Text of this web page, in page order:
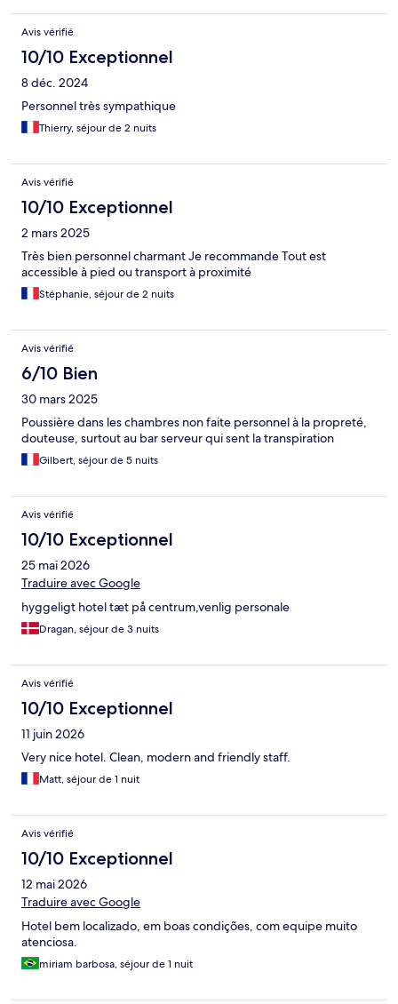
Avis vérifié
10/10 Exceptionnel
8 déc. 2024
Personnel très sympathique
Thierry, séjour de 2 nuits
Avis vérifié
10/10 Exceptionnel
2 mars 2025
Très bien personnel charmant Je recommande Tout est
accessible à pied ou transport à proximité
Stéphanie, séjour de 2 nuits
Avis vérifié
6/10 Bien
30 mars 2025
Poussière dans les chambres non faite personnel à la propreté,
douteuse, surtout au bar serveur qui sent la transpiration
Gilbert, séjour de 5 nuits
Avis vérifié
10/10 Exceptionnel
25 mai 2026
Traduire avec Google
hyggeligt hotel tæt på centrum,venlig personale
Dragan, séjour de 3 nuits
Avis vérifié
10/10 Exceptionnel
11 juin 2026
Very nice hotel. Clean, modern and friendly staff.
Matt, séjour de 1 nuit
Avis vérifié
10/10 Exceptionnel
12 mai 2026
Traduire avec Google
Hotel bem localizado, em boas condições, com equipe muito
atenciosa.
miriam barbosa, séjour de 1 nuit